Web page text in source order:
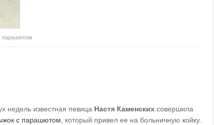
парашютом
недель известная певица Настя Каменских совершила
с парашютом , который привел ее на больничную койку.